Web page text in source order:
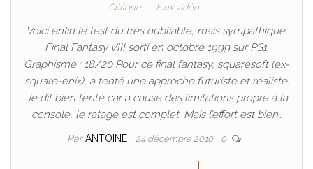
Critiques Jeux vidéo
Voici enfin le test du très oubliable, mais sympathique,
Final Fantasy VIII sorti en octobre 1999 sur PS1.
Graphisme : 18/20 Pour ce final fantasy, squaresoft (ex-
square-enix), a tenté une approche futuriste et réaliste.
Je dit bien tenté car à cause des limitations propre à la
console, le ratage est complet. Mais l’effort est bien…
ParANTOINE 24 décembre 2010 0